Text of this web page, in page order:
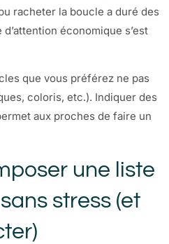
racheter la boucle a duré des
économique s’est
que vous préférez ne pas
coloris, etc.). Indiquer des
aux proches de faire un
une liste
stress (et